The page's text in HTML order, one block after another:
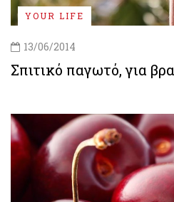
YOUR LIFE
13/06/2014
Σπιτικό παγωτό, για